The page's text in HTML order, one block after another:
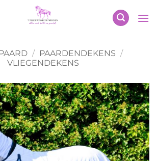
/ PAARDENDEKENS /
VLIEGENDEKENS